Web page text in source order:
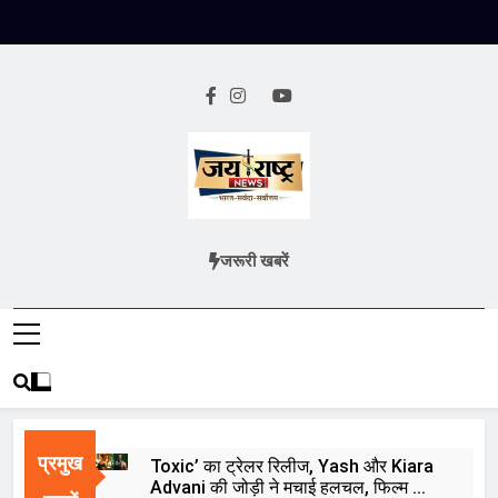
Jai Rashtra
हिंदी समाचार
जरूरी खबरें
प्रमुख
Toxic’ का ट्रेलर रिलीज, Yash और Kiara
Advani की जोड़ी ने मचाई हलचल, फिल्म को